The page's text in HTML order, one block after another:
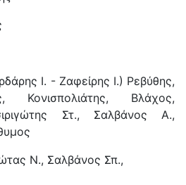
Ι. - Ζαφείρης Ι.) Ρεβύθης,
Κονισπολιάτης, Βλάχος,
Στ., Σαλβάνος Α.,
Ν., Σαλβάνος Σπ.,